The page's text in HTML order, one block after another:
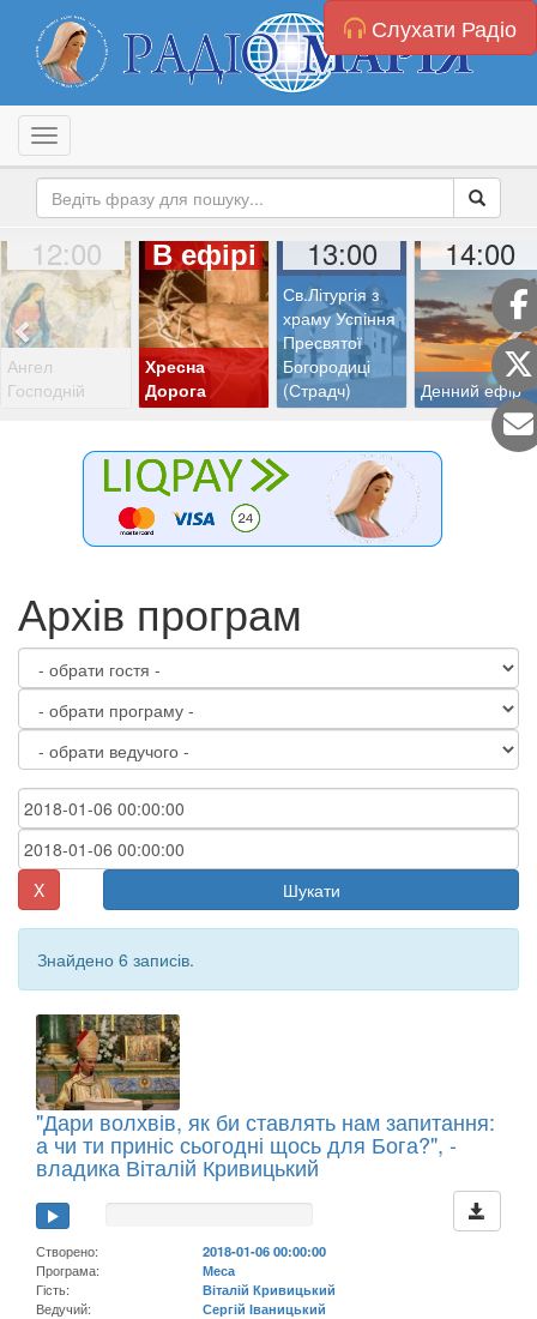
Слухати Радіо
Toggle navigation
12:00
Ангел
Господній
В ефірі
Хресна
Дорога
13:00
Св.Літургія з
храму Успіння
Пресвятої
Богородиці
(Страдч)
14:00
Денний ефір
Архів програм
X Шукати
Знайдено 6 записів.
"Дари волхвів, як би ставлять нам запитання:
а чи ти приніс сьогодні щось для Бога?", -
владика Віталій Кривицький
Створено:
2018-01-06 00:00:00
Програма:
Меса
Гість:
Віталій Кривицький
Ведучий:
Сергій Іваницький